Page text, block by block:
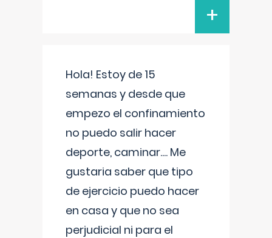
+
Hola! Estoy de 15
semanas y desde que
empezo el confinamiento
no puedo salir hacer
deporte, caminar.... Me
gustaria saber que tipo
de ejercicio puedo hacer
en casa y que no sea
perjudicial ni para el